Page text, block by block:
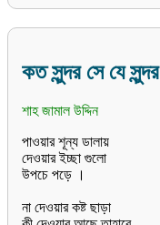
কত সুন্দর সে যে সুন্দর
শাহ জামাল উদ্দিন
পাওয়ার শূন্য ডালায়
দেওয়ার ইচ্ছা গুলো
উপচে পড়ে ।
না দেওয়ার কষ্ট ছাড়া